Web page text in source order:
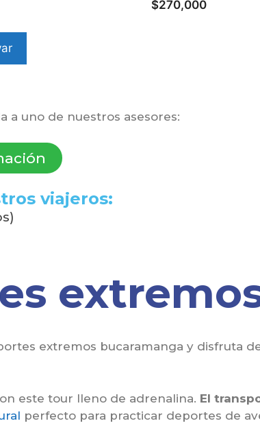
$270,000
a uno de nuestros asesores:
viajeros:
extremos bucaramanga y disfruta
este tour lleno de adrenalina. El
perfecto para practicar deportes de